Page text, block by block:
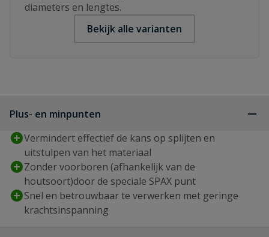
diameters en lengtes.
Bekijk alle varianten
Plus- en minpunten
Vermindert effectief de kans op splijten en
uitstulpen van het materiaal
Zonder voorboren (afhankelijk van de
houtsoort)door de speciale SPAX punt
Snel en betrouwbaar te verwerken met geringe
krachtsinspanning